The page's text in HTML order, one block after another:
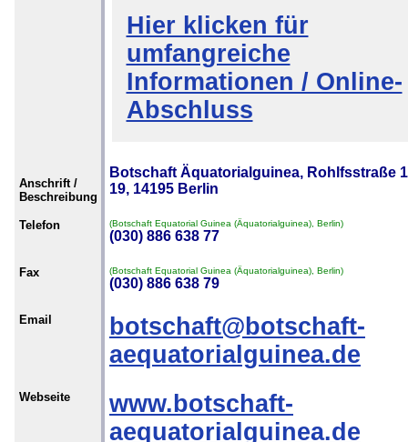
Hier klicken für
umfangreiche
Informationen / Online-
Abschluss
Anschrift /
Beschreibung
Botschaft Äquatorialguinea, Rohlfsstraße
19, 14195 Berlin
Telefon (Botschaft Equatorial Guinea (Äquatorialguinea), Berlin)
(030) 886 638 77
Fax (Botschaft Equatorial Guinea (Äquatorialguinea), Berlin)
(030) 886 638 79
Email
botschaft@botschaft-
aequatorialguinea.de
Webseite
www.botschaft-
aequatorialguinea.de